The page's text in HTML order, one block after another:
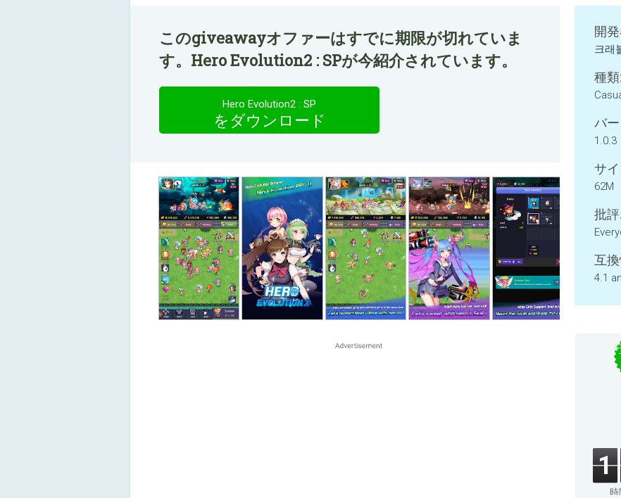
このgiveawayオファーはすでに期限が切れていま
す。Hero Evolution2 : SPが今紹介されています。
Hero Evolution2 : SP
をダウンロード
開
크래
種類:
バ
1.0.3
サ
62M
批
互
4.1
1
時